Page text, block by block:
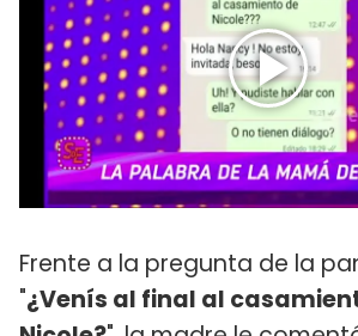
Frente a la pregunta de la
"¿Venís al final al